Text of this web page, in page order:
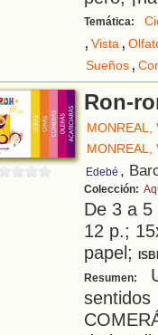
Temática:
, Vista,
Sueños,
Ron-
MONREAL,
MONREAL,
Edebé ,
Colección:
De 3 a
12 p.;
papel;
Resumen: